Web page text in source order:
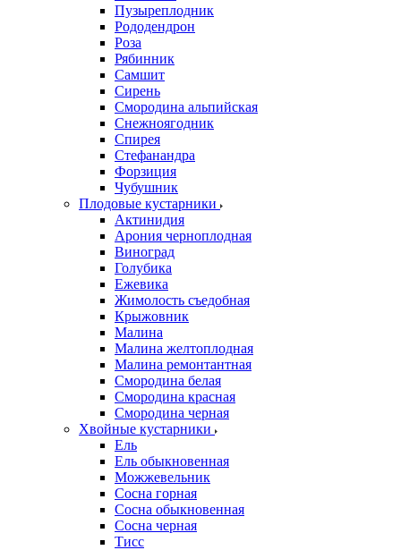
Пузыреплодник
Рододендрон
Роза
Рябинник
Самшит
Сирень
Смородина альпийская
Снежноягодник
Спирея
Стефанандра
Форзиция
Чубушник
Плодовые кустарники
Актинидия
Арония черноплодная
Виноград
Голубика
Ежевика
Жимолость съедобная
Крыжовник
Малина
Малина желтоплодная
Малина ремонтантная
Смородина белая
Смородина красная
Смородина черная
Хвойные кустарники
Ель
Ель обыкновенная
Можжевельник
Сосна горная
Сосна обыкновенная
Сосна черная
Тисс